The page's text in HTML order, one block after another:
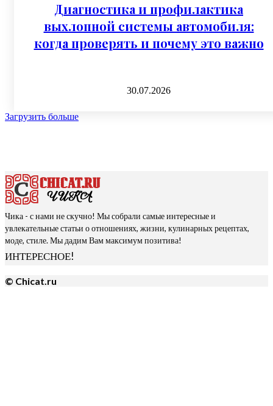
Диагностика и профилактика
выхлопной системы автомобиля:
когда проверять и почему это важно
30.07.2026
Загрузить больше
Чика - с нами не скучно! Мы собрали самые интересные и
увлекательные статьи о отношениях, жизни, кулинарных рецептах,
моде, стиле. Мы дадим Вам максимум позитива!
ИНТЕРЕСНОЕ!
© Chicat.ru